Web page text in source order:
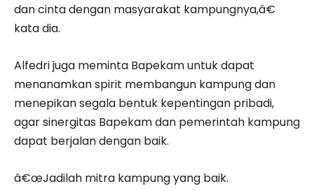
dan cinta dengan masyarakat kampungnya,â€
kata dia.
Alfedri juga meminta Bapekam untuk dapat
menanamkan spirit membangun kampung dan
menepikan segala bentuk kepentingan pribadi,
agar sinergitas Bapekam dan pemerintah kampung
dapat berjalan dengan baik.
â€œJadilah mitra kampung yang baik.